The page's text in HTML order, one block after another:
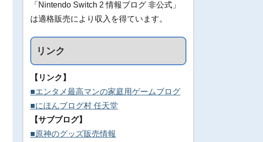
「Nintendo Switch 2 情報ブログ 非公式」
は適格販売により収入を得ています。
リンク
【リンク】
■エンタメ最高マンの家庭用ゲームブログ
■にほんブログ村 任天堂
【サブブログ】
■原神のグッズ販売情報